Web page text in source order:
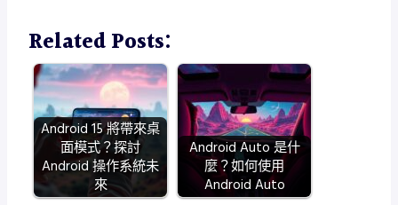
Related Posts:
Android 15 將帶來桌
面模式？探討
Android 操作系統未
來
Android Auto 是什
麼？如何使用
Android Auto